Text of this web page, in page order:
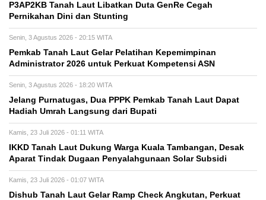
P3AP2KB Tanah Laut Libatkan Duta GenRe Cegah
Pernikahan Dini dan Stunting
Senin, 3 Agustus 2026 - 20:15 WITA
Pemkab Tanah Laut Gelar Pelatihan Kepemimpinan
Administrator 2026 untuk Perkuat Kompetensi ASN
Senin, 3 Agustus 2026 - 18:20 WITA
Jelang Purnatugas, Dua PPPK Pemkab Tanah Laut Dapat
Hadiah Umrah Langsung dari Bupati
Kamis, 23 Juli 2026 - 01:11 WITA
IKKD Tanah Laut Dukung Warga Kuala Tambangan, Desak
Aparat Tindak Dugaan Penyalahgunaan Solar Subsidi
Kamis, 23 Juli 2026 - 01:07 WITA
Dishub Tanah Laut Gelar Ramp Check Angkutan, Perkuat